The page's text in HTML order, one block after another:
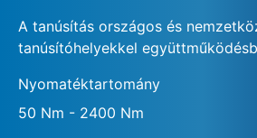
A tanúsítás országos és
tanúsítóhelyekkel
Nyomatéktartomány
50 Nm - 2400 Nm